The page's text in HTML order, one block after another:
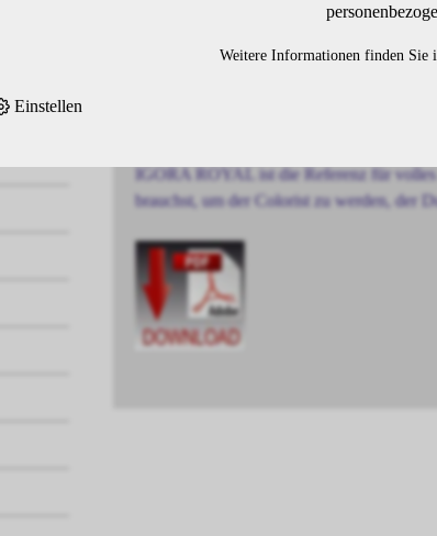
IGORA ROYAL-Formulierungen bieten
IGORA ROYAL ist die Referenz für volles
brauchst, um der Colorist zu werden, der
Weitere Informationen finden Sie
Einstellen